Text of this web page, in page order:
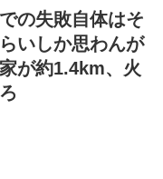
の失敗自体はそ
いしか思わんが
が約1.4km、火